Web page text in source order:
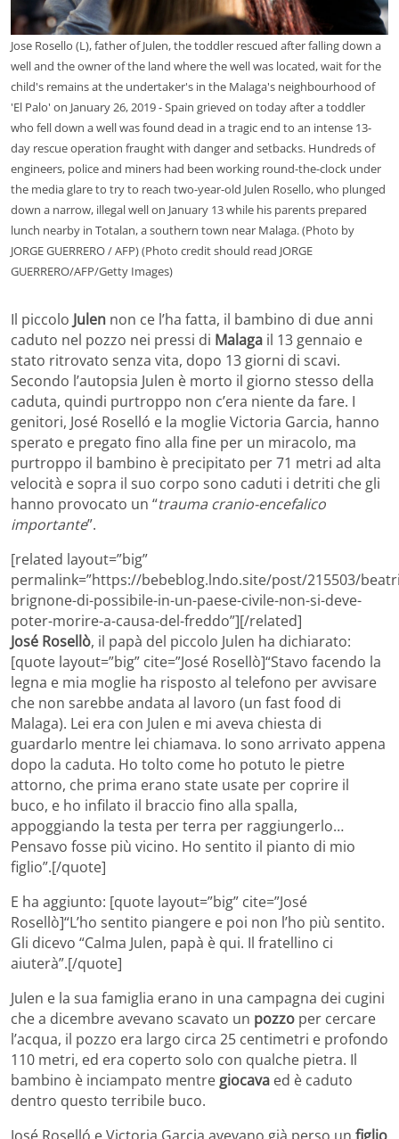
Jose Rosello (L), father of Julen, the toddler rescued after falling down a
well and the owner of the land where the well was located, wait for the
child's remains at the undertaker's in the Malaga's neighbourhood of
'El Palo' on January 26, 2019 - Spain grieved on today after a toddler
who fell down a well was found dead in a tragic end to an intense 13-
day rescue operation fraught with danger and setbacks. Hundreds of
engineers, police and miners had been working round-the-clock under
the media glare to try to reach two-year-old Julen Rosello, who plunged
down a narrow, illegal well on January 13 while his parents prepared
lunch nearby in Totalan, a southern town near Malaga. (Photo by
JORGE GUERRERO / AFP) (Photo credit should read JORGE
GUERRERO/AFP/Getty Images)
Il piccolo Julen non ce l’ha fatta, il bambino di due anni
caduto nel pozzo nei pressi di Malaga il 13 gennaio e
stato ritrovato senza vita, dopo 13 giorni di scavi.
Secondo l’autopsia Julen è morto il giorno stesso della
caduta, quindi purtroppo non c’era niente da fare. I
genitori, José Roselló e la moglie Victoria Garcia, hanno
sperato e pregato fino alla fine per un miracolo, ma
purtroppo il bambino è precipitato per 71 metri ad alta
velocità e sopra il suo corpo sono caduti i detriti che gli
hanno provocato un “trauma cranio-encefalico
importante”.
[related layout=”big”
permalink=”https://bebeblog.lndo.site/post/215503/
brignone-di-possibile-in-un-paese-civile-non-si-deve-
poter-morire-a-causa-del-freddo”][/related]
José Rosellò, il papà del piccolo Julen ha dichiarato:
[quote layout=”big” cite=”José Rosellò]“Stavo facendo la
legna e mia moglie ha risposto al telefono per avvisare
che non sarebbe andata al lavoro (un fast food di
Malaga). Lei era con Julen e mi aveva chiesta di
guardarlo mentre lei chiamava. Io sono arrivato appena
dopo la caduta. Ho tolto come ho potuto le pietre
attorno, che prima erano state usate per coprire il
buco, e ho infilato il braccio fino alla spalla,
appoggiando la testa per terra per raggiungerlo…
Pensavo fosse più vicino. Ho sentito il pianto di mio
figlio”.[/quote]
E ha aggiunto: [quote layout=”big” cite=”José
Rosellò]“L’ho sentito piangere e poi non l’ho più sentito.
Gli dicevo “Calma Julen, papà è qui. Il fratellino ci
aiuterà”.[/quote]
Julen e la sua famiglia erano in una campagna dei cugini
che a dicembre avevano scavato un pozzo per cercare
l’acqua, il pozzo era largo circa 25 centimetri e profondo
110 metri, ed era coperto solo con qualche pietra. Il
bambino è inciampato mentre giocava ed è caduto
dentro questo terribile buco.